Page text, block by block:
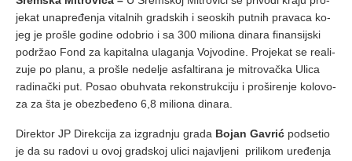
je­kat una­pre­đe­nja vi­tal­nih grad­skih i se­o­skih put­nih pra­va­ca ko­
jeg je pro­šle go­di­ne odo­brio i sa 300 mi­li­o­na di­na­ra fi­nan­sij­ski
po­dr­žao Fond za ka­pi­tal­na ula­ga­nja Voj­vo­di­ne. Pro­je­kat se re­a­li­
zu­je po pla­nu, a pro­šle ne­de­lje as­fal­ti­ra­na je mi­tro­vač­ka Uli­ca
ra­di­nač­ki put. Po­sao ob­u­hva­ta re­kon­struk­ci­ju i pro­ši­re­nje ko­lo­vo­
za za šta je obez­be­đe­no 6,8 mi­li­o­na di­na­ra.
Di­rek­tor JP Di­rek­ci­ja za iz­grad­nju gra­da Bo­jan Ga­vrić pod­se­tio
je da su ra­do­vi u ovoj grad­skoj uli­ci na­ja­vlje­ni pri­li­kom ure­đe­nja